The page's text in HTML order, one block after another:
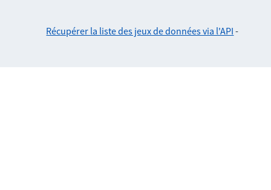
Récupérer la liste des jeux de données via l'API -